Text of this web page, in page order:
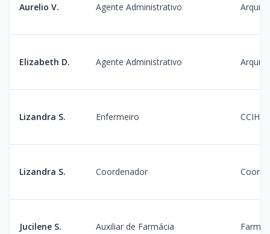
Aurelio V. Agente Administrativo
Elizabeth D. Agente Administrativo
Lizandra S. Enfermeiro CCIH
Lizandra S. Coordenador
Jucilene S. Auxiliar de Farmácia